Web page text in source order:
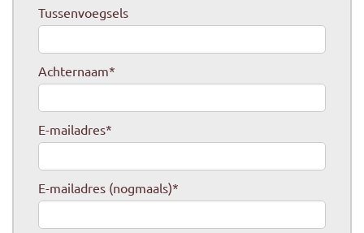
Tussenvoegsels
Achternaam*
E-mailadres*
E-mailadres (nogmaals)*